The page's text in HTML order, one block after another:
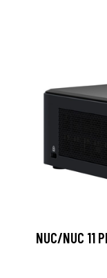
NUC/NUC 11